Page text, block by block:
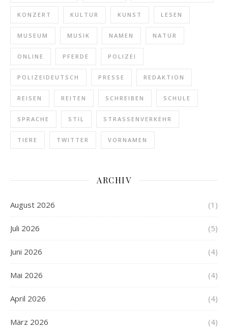
KONZERT KULTUR KUNST LESEN
MUSEUM MUSIK NAMEN NATUR
ONLINE PFERDE POLIZEI
POLIZEIDEUTSCH PRESSE REDAKTION
REISEN REITEN SCHREIBEN SCHULE
SPRACHE STIL STRASSENVERKEHR
TIERE TWITTER VORNAMEN
ARCHIV
August 2026 (1)
Juli 2026 (5)
Juni 2026 (4)
Mai 2026 (4)
April 2026 (4)
März 2026 (4)